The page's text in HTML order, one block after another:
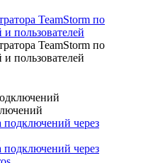
TeamStorm по
пользователей
TeamStorm по
пользователей
подключений через
подключений через